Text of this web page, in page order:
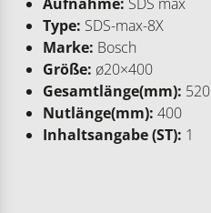
Type: SDS-max-8X
Marke: Bosch
Größe: ø20×400
Gesamtlänge(mm): 520
Nutlänge(mm): 400
Inhaltsangabe (ST): 1